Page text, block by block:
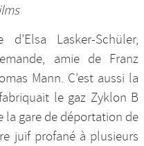
Lasker-Schüler,
amie de Franz
Mann. C’est aussi la
le gaz Zyklon B
la gare de déportation de
juif profané à plusieurs